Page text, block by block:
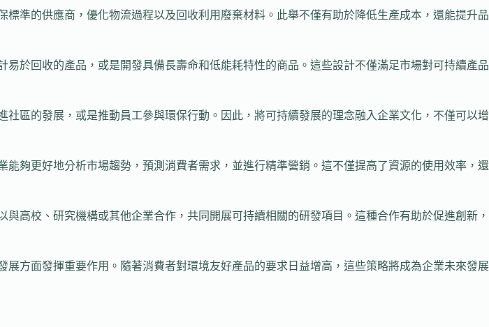
準的供應商，優化物流過程以及回收利用廢棄材料。此舉不僅有助於降低生產成本，還能提升品
於回收的產品，或是開發具備長壽命和低能耗特性的商品。這些設計不僅滿足市場對可持續產品
區的發展，或是推動員工參與環保行動。因此，將可持續發展的理念融入企業文化，不僅可以增
夠更好地分析市場趨勢，預測消費者需求，並進行精準營銷。這不僅提高了資源的使用效率，還
高校、研究機構或其他企業合作，共同開展可持續相關的研發項目。這種合作有助於促進創新，
方面發揮重要作用。隨著消費者對環境友好產品的要求日益增高，這些策略將成為企業未來發展